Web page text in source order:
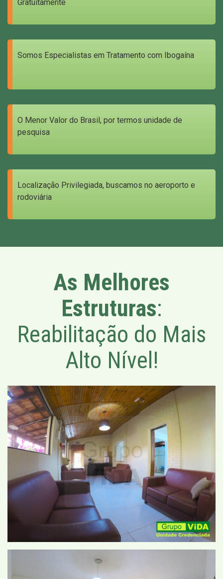
Gratuitamente
Somos Especialistas em Tratamento com Ibogaína
O Menor Valor do Brasil, por termos unidade de
pesquisa
Localização Privilegiada, buscamos no aeroporto e
rodoviária
As Melhores
Estruturas:
Reabilitação do Mais
Alto Nível!